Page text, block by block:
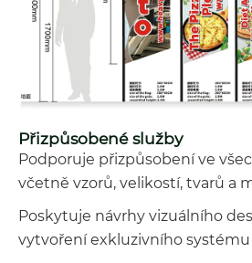
Přizpůsobené služby
Podporuje přizpůsobení ve
včetně vzorů, velikostí, tvarů a
Poskytuje návrhy vizuálního
vytvoření exkluzivního